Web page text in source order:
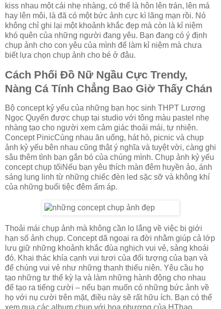
kiss nhau một cái nhẹ nhàng, có thể là hôn lên trán, lên má
hay lên môi, là đã có một bức ảnh cực kì lãng mạn rồi. Nó
không chỉ ghi lại một khoảnh khắc đẹp mà còn là kỉ niệm
khó quên của những người đang yêu. Bạn đang có ý định
chụp ảnh cho con yêu của mình để làm kỉ niệm mà chưa
biết lựa chọn chụp ảnh cho bé ở đâu.
Cách Phối Đồ Nữ Ngầu Cực Trendy,
Nàng Cá Tính Chẳng Bao Giờ Thấy Chán
Bộ concept kỷ yếu của những bạn học sinh THPT Lương
Ngọc Quyến được chụp tại studio với tông màu pastel nhẹ
nhàng tạo cho người xem cảm giác thoải mái, tự nhiên.
Concept PinicCùng nhau ăn uống, hát hò, picnic và chụp
ảnh kỷ yếu bên nhau cũng thật ý nghĩa và tuyệt vời, càng ghi
sâu thêm tình bạn gắn bó của chúng mình. Chụp ảnh kỷ yếu
concept chụp tốiNếu bạn yêu thích màn đêm huyền ảo, ánh
sáng lung linh từ những chiếc đèn led sặc sỡ và không khí
của những buổi tiệc đêm ấm áp.
Thoải mái chụp ảnh mà không cần lo lắng về việc bị giới
hạn số ảnh chụp. Concept dã ngoại ra đời nhằm giúp cả lớp
lưu giữ những khoảnh khắc đùa nghịch vui vẻ, sảng khoái
đó. Khai thác khía cạnh vui tươi của đối tượng của bạn và
để chúng vui vẻ như những thanh thiếu niên. Yêu cầu họ
tạo những tư thế kỳ lạ và làm những hành động cho nhau
để tạo ra tiếng cười – nếu bạn muốn có những bức ảnh về
họ với nụ cười trên mặt, điều này sẽ rất hữu ích. Bạn có thể